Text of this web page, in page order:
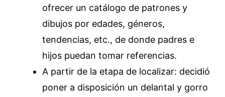
ofrecer un catálogo de patrones y
dibujos por edades, géneros,
tendencias, etc., de donde padres e
hijos puedan tomar referencias.
A partir de la etapa de localizar: decidió
poner a disposición un delantal y gorro